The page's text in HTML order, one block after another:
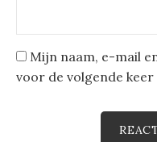
Mijn naam, e-mail
voor de volgende